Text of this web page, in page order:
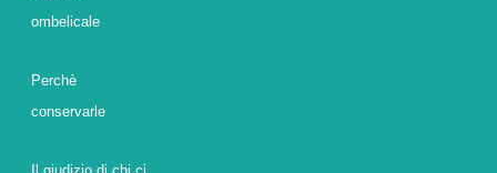
ombelicale
Perchè
conservarle